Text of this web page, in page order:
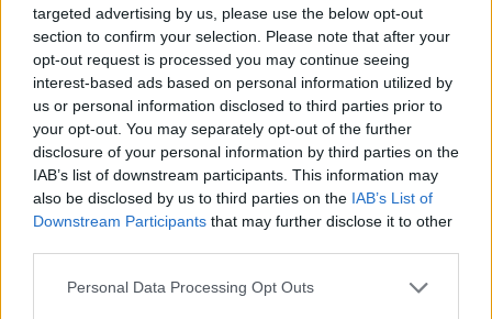
targeted advertising by us, please use the below opt-out
section to confirm your selection. Please note that after your
opt-out request is processed you may continue seeing
interest-based ads based on personal information utilized by
us or personal information disclosed to third parties prior to
your opt-out. You may separately opt-out of the further
disclosure of your personal information by third parties on the
IAB’s list of downstream participants. This information may
also be disclosed by us to third parties on the IAB’s List of
Downstream Participants that may further disclose it to other
Personal Data Processing Opt Outs